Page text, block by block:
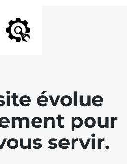
évolue
pour
servir.